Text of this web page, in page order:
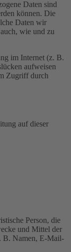
Daten sind
können. Die
Daten wir
wie und zu
im Internet (z. B.
aufweisen
Zugriff durch
auf dieser
Person, die
und Mittel der
B. Namen, E-Mail-